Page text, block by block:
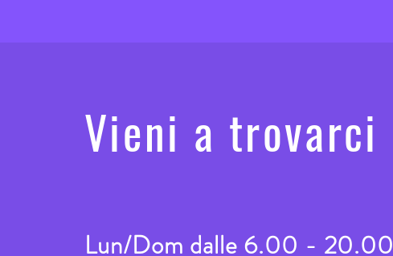
Vieni a trovarci
Lun/Dom dalle 6.00 - 20.00